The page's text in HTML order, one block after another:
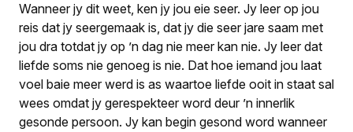
Wanneer jy dit weet, ken jy jou eie seer. Jy leer op jou
reis dat jy seergemaak is, dat jy die seer jare saam met
jou dra totdat jy op ’n dag nie meer kan nie. Jy leer dat
liefde soms nie genoeg is nie. Dat hoe iemand jou laat
voel baie meer werd is as waartoe liefde ooit in staat sal
wees omdat jy gerespekteer word deur ’n innerlik
gesonde persoon. Jy kan begin gesond word wanneer